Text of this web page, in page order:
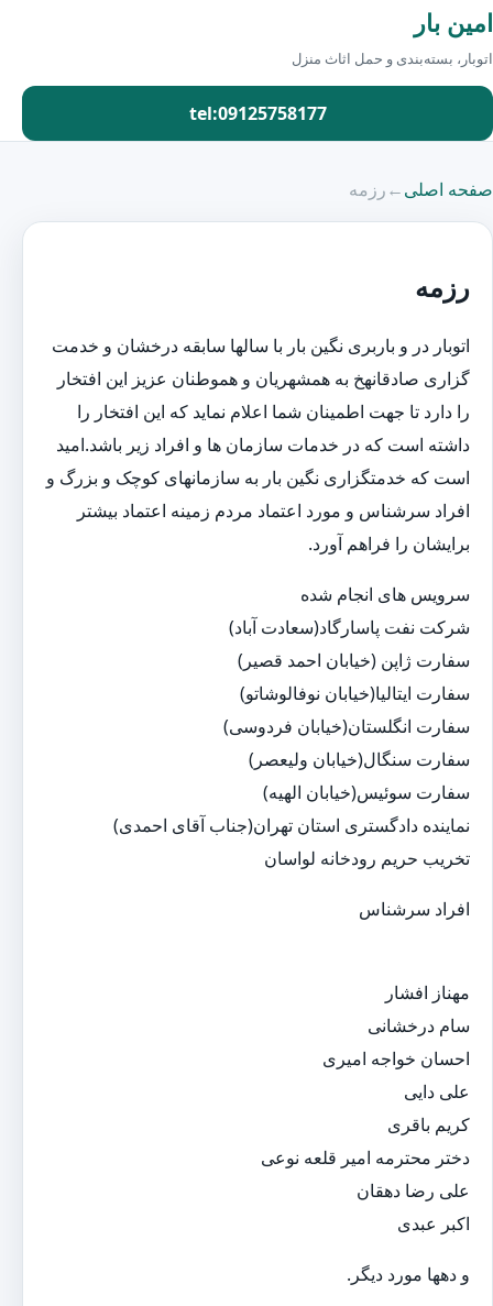
امین بار
اتوبار، بسته‌بندی و حمل اثاث منزل
tel:09125758177
صفحه اصلی←رزمه
رزمه
اتوبار در و باربری نگین بار با سالها سابقه درخشان و خدمت
گزاری صادقانهخ به همشهریان و هموطنان عزیز این افتخار
را دارد تا جهت اطمینان شما اعلام نماید که این افتخار را
داشته است که در خدمات سازمان ها و افراد زیر باشد.امید
است که خدمتگزاری نگین بار به سازمانهای کوچک و بزرگ و
افراد سرشناس و مورد اعتماد مردم زمینه اعتماد بیشتر
برایشان را فراهم آورد.
سرویس های انجام شده
شرکت نفت پاسارگاد(سعادت آباد)
سفارت ژاپن (خیابان احمد قصیر)
سفارت ایتالیا(خیابان نوفالوشاتو)
سفارت انگلستان(خیابان فردوسی)
سفارت سنگال(خیابان ولیعصر)
سفارت سوئیس(خیابان الهیه)
نماینده دادگستری استان تهران(جناب آقای احمدی)
تخریب حریم رودخانه لواسان
افراد سرشناس
مهناز افشار
سام درخشانی
احسان خواجه امیری
علی دایی
کریم باقری
دختر محترمه امیر قلعه نوعی
علی رضا دهقان
اکبر عبدی
و دهها مورد دیگر.